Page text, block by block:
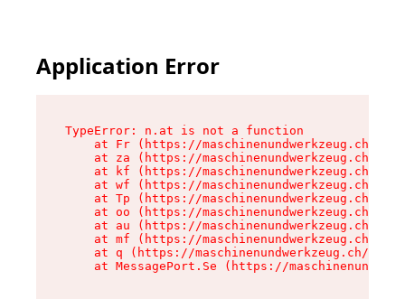
Application Error
TypeError: n.at is not a function
at Fr (https://maschinenundwerkzeug.ch/
at za (https://maschinenundwerkzeug.ch/
at kf (https://maschinenundwerkzeug.ch/
at wf (https://maschinenundwerkzeug.ch/
at Tp (https://maschinenundwerkzeug.ch/
at oo (https://maschinenundwerkzeug.ch/
at au (https://maschinenundwerkzeug.ch/
at mf (https://maschinenundwerkzeug.ch/
at q (https://maschinenundwerkzeug.ch/
at MessagePort.Se (https://